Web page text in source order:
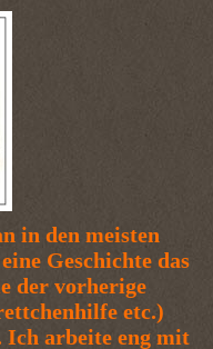
in den meisten
Geschichte das
der vorherige
etc.)
arbeite eng mit